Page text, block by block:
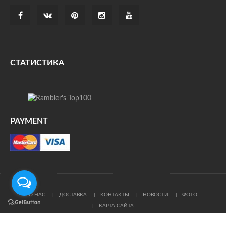
СТАТИСТИКА
PAYMENT
О НАС ДОСТАВКА КОНТАКТЫ НОВОСТИ ФОТО
КАРТА САЙТА